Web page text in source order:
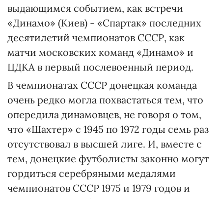
выдающимся событием, как встречи
«Динамо» (Киев) - «Спартак» последних
десятилетий чемпионатов СССР, как
матчи московских команд «Динамо» и
ЦДКА в первый послевоенный период.
В чемпионатах СССР донецкая команда
очень редко могла похвастаться тем, что
опередила динамовцев, не говоря о том,
что «Шахтер» с 1945 по 1972 годы семь раз
отсутствовал в высшей лиге. И, вместе с
тем, донецкие футболисты законно могут
гордиться серебряными медалями
чемпионатов СССР 1975 и 1979 годов и